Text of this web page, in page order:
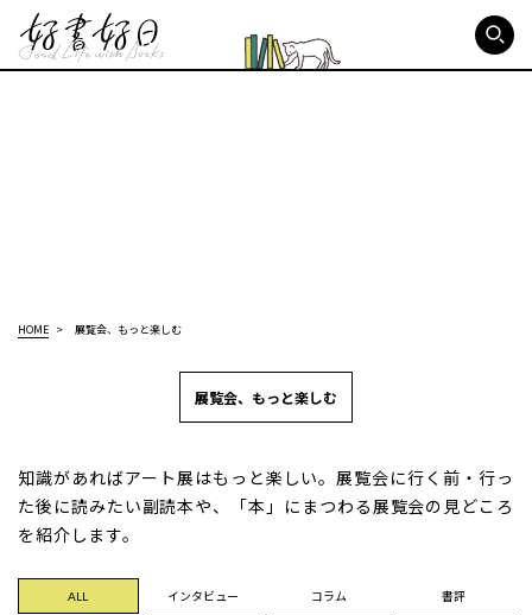
HOME 展覧会、もっと楽しむ
展覧会、もっと楽しむ
知識があればアート展はもっと楽しい。展覧会に行く前・行っ
た後に読みたい副読本や、「本」にまつわる展覧会の見どころ
を紹介します。
ALL インタビュー コラム 書評